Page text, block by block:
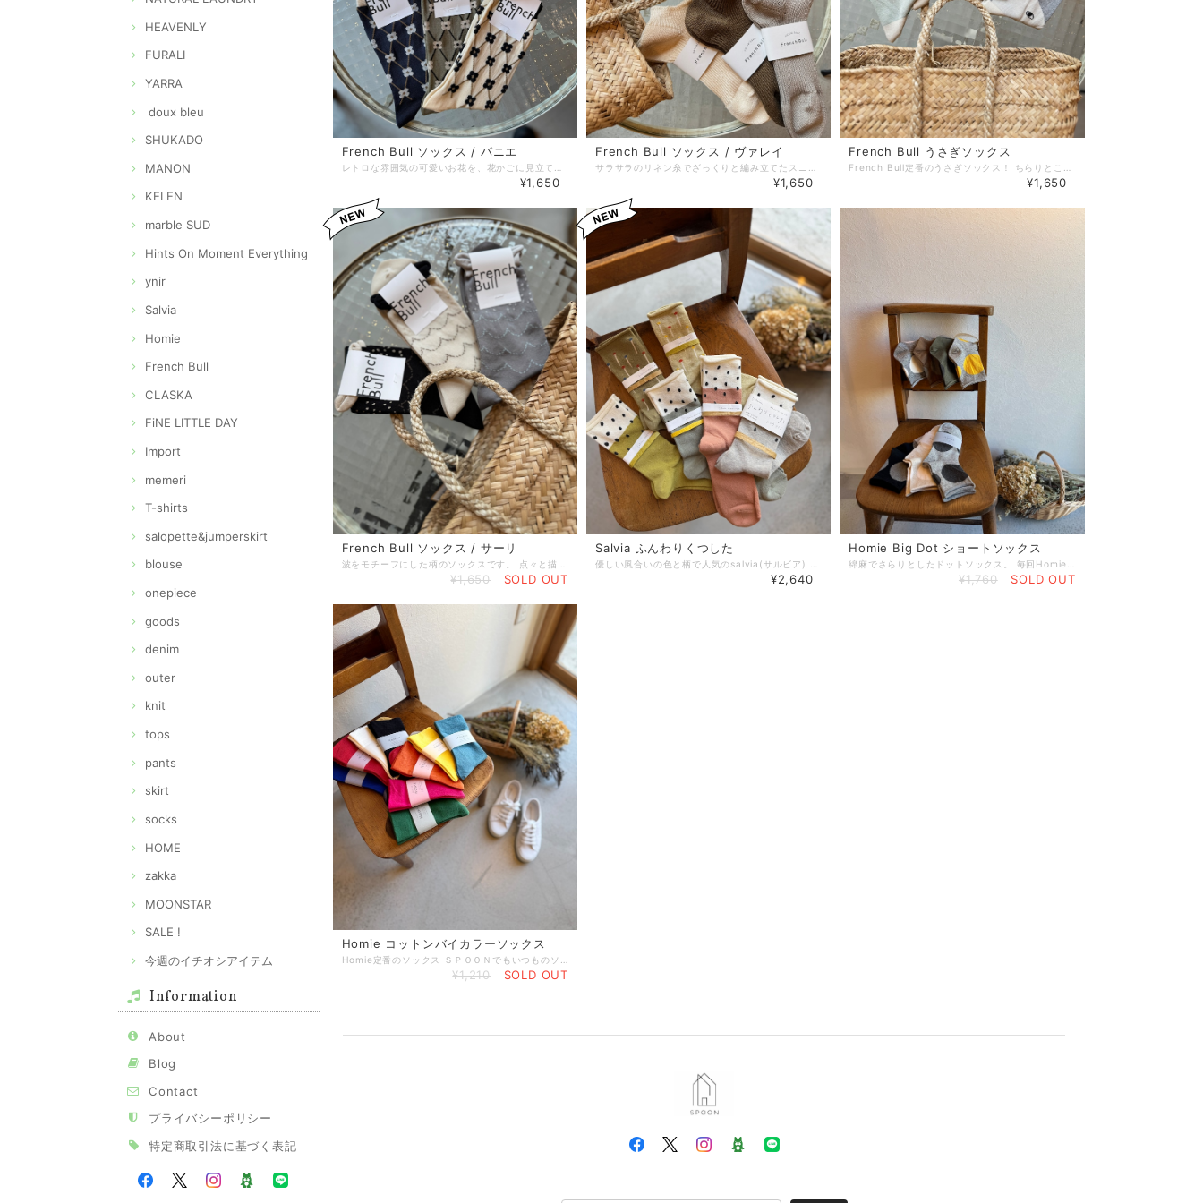
HEAVENLY
FURALI
YARRA
doux bleu
SHUKADO
MANON
KELEN
marble SUD
Hints On Moment Everything
ynir
Salvia
Homie
French Bull
CLASKA
FiNE LITTLE DAY
Import
memeri
T-shirts
salopette&jumperskirt
blouse
onepiece
goods
denim
outer
knit
tops
pants
skirt
socks
HOME
zakka
MOONSTAR
SALE !
今週のイチオシアイテム
Information
About
Blog
Contact
プライバシーポリシー
特定商取引法に基づく表記
French Bull ソックス / パニエ
¥1,650
French Bull ソックス / ヴァレイ
¥1,650
French Bull うさぎソックス
¥1,650
French Bull ソックス / サーリ
¥1,650 SOLD OUT
Salvia ふんわりくつした
¥2,640
Homie Big Dot ショートソックス
¥1,760 SOLD OUT
Homie コットンバイカラーソックス
¥1,210 SOLD OUT